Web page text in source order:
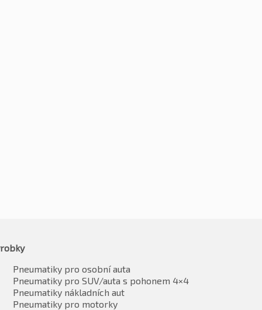
101W
Pneumatiky pro osobní auta
Pneumatiky pro SUV/auta s pohonem 4×4
Pneumatiky nákladních aut
Pneumatiky pro motorky